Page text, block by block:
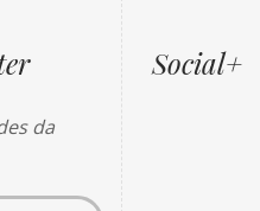
da
Social+